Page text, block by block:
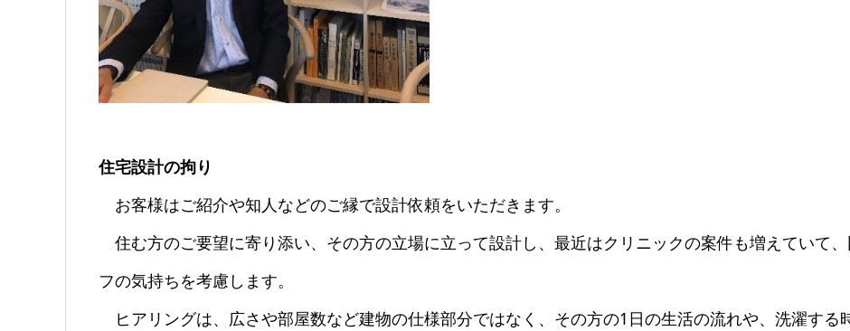
住宅設計の拘り
お客様はご紹介や知人などのご縁で設計依頼をいただきます。
住む方のご要望に寄り添い、その方の立場に立って設計し、最近はクリニックの案件も増えていて
フの気持ちを考慮します。
ヒアリングは、広さや部屋数など建物の仕様部分ではなく、その方の1日の生活の流れや、洗濯する